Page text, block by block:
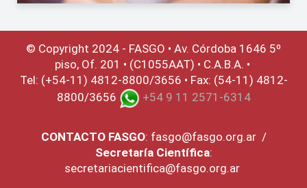
© Copyright 2024 - FASGO • Av. Córdoba 1646 5º
piso, Of. 201 • (C1055AAT) • C.A.B.A. •
Tel: (+54-11) 4812-8800/3656 • Fax: (54-11) 4812-
8800/3656
+54 9 11 2571-6314
CONTACTO FASGO: fasgo@fasgo.org.ar/
Secretaría Científica:
secretariacientifica@fasgo.org.ar